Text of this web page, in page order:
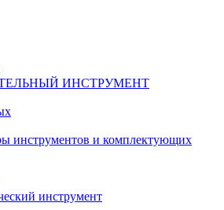
ИНСТРУМЕНТ
инструментов и комплектующих
инструмент